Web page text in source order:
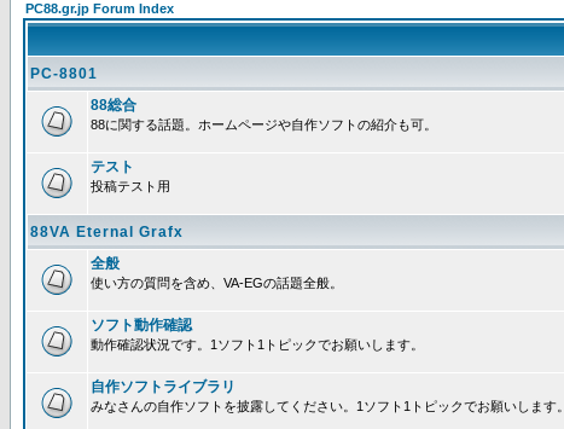
PC88.gr.jp Forum Index
PC-8801
88総合
88に関する話題。ホームページや自作ソフトの紹介も可。
テスト
投稿テスト用
88VA Eternal Grafx
全般
使い方の質問を含め、VA-EGの話題全般。
ソフト動作確認
動作確認状況です。1ソフト1トピックでお願いします。
自作ソフトライブラリ
みなさんの自作ソフトを披露してください。1ソフト1トピックでお願いします。